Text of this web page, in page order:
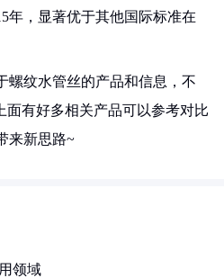
年，显著优于其他国际标准在
螺纹水管丝的产品和信息，不
面有好多相关产品可以参考对比
来新思路~
领域